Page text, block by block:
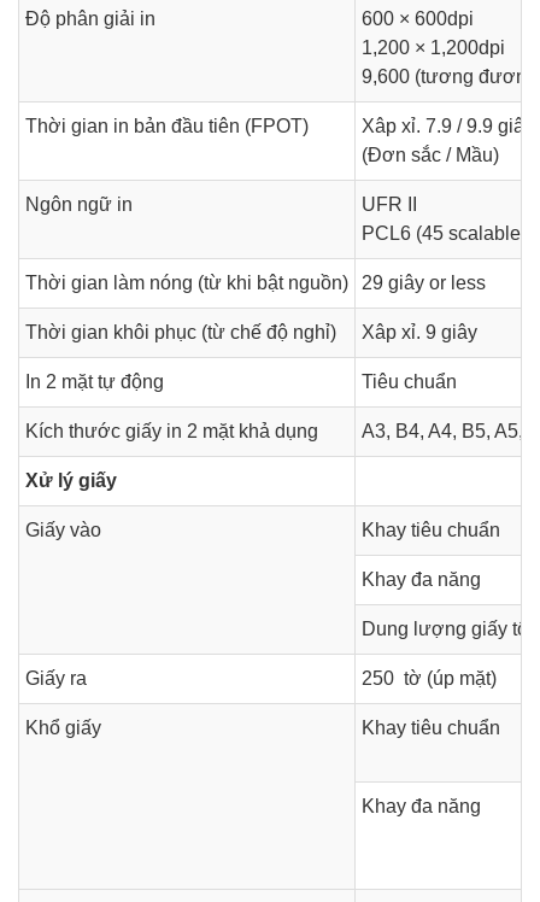
Độ phân giải in
600 × 600dpi
1,200 × 1,200dpi
9,600 (tương
Thời gian in bản đầu tiên (FPOT)
Xâp xỉ. 7.9 / 9.9 giây
(Đơn sắc / Mầu)
Ngôn ngữ in
UFR II
PCL6 (45 scalable
Thời gian làm nóng (từ khi bật nguồn) 29 giây or less
Thời gian khôi phục (từ chế độ nghỉ) Xâp xỉ. 9 giây
In 2 mặt tự động Tiêu chuẩn
Kích thước giấy in 2 mặt khả dụng A3, B4, A4, B5, A5,
Xử lý giấy
Giấy vào Khay tiêu chuẩn
Khay đa năng
Dung lượng giấy tối
Giấy ra 250 tờ (úp mặt)
Khổ giấy Khay tiêu chuẩn
Khay đa năng